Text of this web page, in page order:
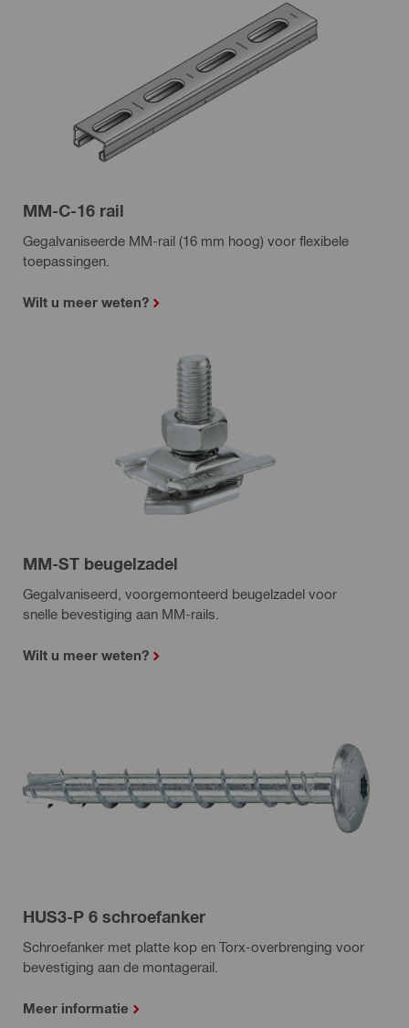
MM-C-16 rail
Gegalvaniseerde MM-rail (16 mm hoog) voor flexibele
toepassingen.
Wilt u meer weten?
MM-ST beugelzadel
Gegalvaniseerd, voorgemonteerd beugelzadel voor
snelle bevestiging aan MM-rails.
Wilt u meer weten?
HUS3-P 6 schroefanker
Schroefanker met platte kop en Torx-overbrenging voor
bevestiging aan de montagerail.
Meer informatie